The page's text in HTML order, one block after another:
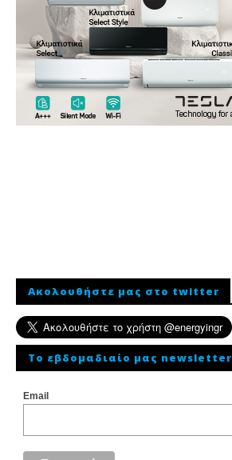
Ακολουθήστε μας στο twitter
To εβδομαδιαίο μας newsletter
Email